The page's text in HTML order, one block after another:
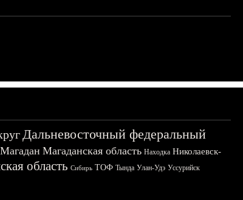
Дальневосточный федеральный
Магадан Магаданская область Находка Николаевск-
область Сибирь ТОФ Тында Улан-Удэ Уссурийск